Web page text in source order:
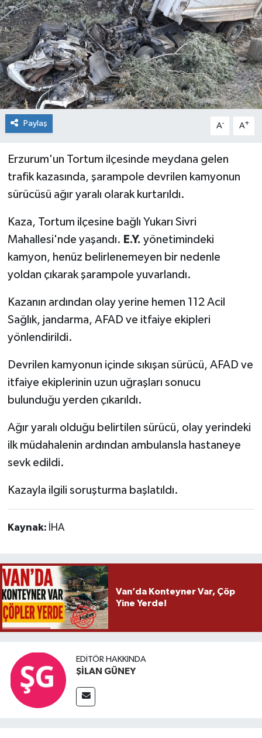
Paylaş A- A+
Erzurum'un Tortum ilçesinde meydana gelen
trafik kazasında, şarampole devrilen kamyonun
sürücüsü ağır yaralı olarak kurtarıldı.
Kaza, Tortum ilçesine bağlı Yukarı Sivri
Mahallesi'nde yaşandı. E.Y. yönetimindeki
kamyon, henüz belirlenemeyen bir nedenle
yoldan çıkarak şarampole yuvarlandı.
Kazanın ardından olay yerine hemen 112 Acil
Sağlık, jandarma, AFAD ve itfaiye ekipleri
yönlendirildi.
Devrilen kamyonun içinde sıkışan sürücü, AFAD ve
itfaiye ekiplerinin uzun uğraşları sonucu
bulunduğu yerden çıkarıldı.
Ağır yaralı olduğu belirtilen sürücü, olay yerindeki
ilk müdahalenin ardından ambulansla hastaneye
sevk edildi.
Kazayla ilgili soruşturma başlatıldı.
Kaynak: İHA
Van’da Konteyner Var, Çöp
Yine Yerde!
EDITÖR HAKKINDA
ŞİLAN GÜNEY